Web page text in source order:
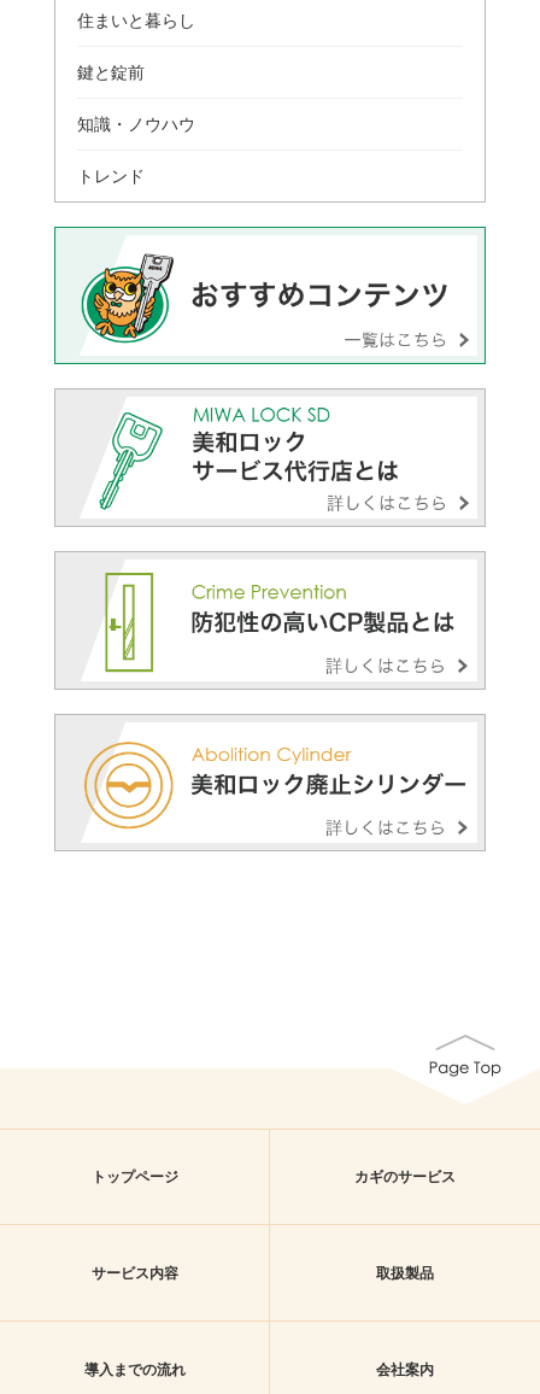
住まいと暮らし
鍵と錠前
知識・ノウハウ
トレンド
トップページ カギのサービス
サービス内容 取扱製品
導入までの流れ 会社案内